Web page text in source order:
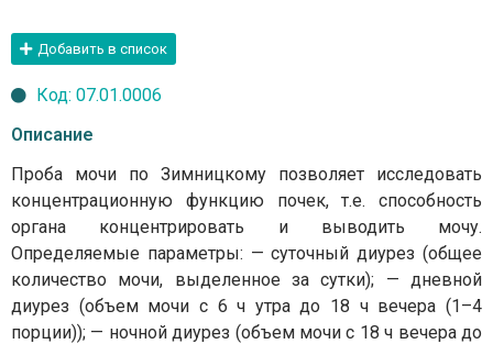
Добавить в список
Код: 07.01.0006
Описание
Проба мочи по Зимницкому позволяет исследовать
концентрационную функцию почек, т.е. способность
органа концентрировать и выводить мочу.
Определяемые параметры: — суточный диурез (общее
количество мочи, выделенное за сутки); — дневной
диурез (объем мочи с 6 ч утра до 18 ч вечера (1–4
порции)); — ночной диурез (объем мочи с 18 ч вечера до